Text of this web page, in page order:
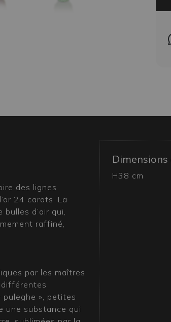
des lignes
24 carats. La
d’air qui,
raffiné,
par les maîtres
», petites
une substance qui
H38 cm